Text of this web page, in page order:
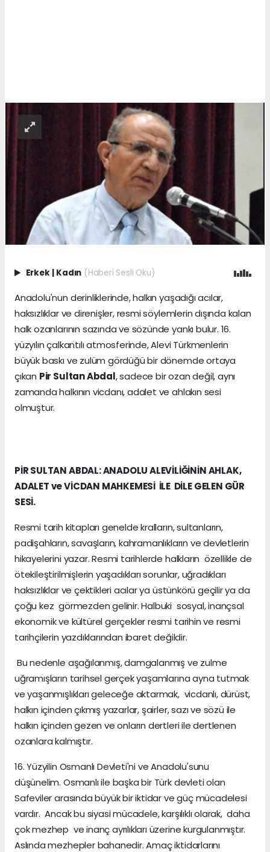
Erkek | Kadın (Haberi Sesli Oku)
Anadolu'nun derinliklerinde, halkın yaşadığı acılar,
haksızlıklar ve direnişler, resmi söylemlerin dışında kalan
halk ozanlarının sazında ve sözünde yankı bulur. 16.
yüzyılın çalkantılı atmosferinde, Alevi Türkmenlerin
büyük baskı ve zulüm gördüğü bir dönemde ortaya
çıkan Pir Sultan Abdal, sadece bir ozan değil, aynı
zamanda halkının vicdanı, adalet ve ahlakın sesi
olmuştur.
PİR SULTAN ABDAL: ANADOLU ALEVİLİĞİNİN AHLAK,
ADALET ve VİCDAN MAHKEMESİ İLE DİLE GELEN GÜR
SESİ.
Resmi tarih kitapları genelde kralların, sultanların,
padişahların, savaşların, kahramanlıkların ve devletlerin
hikayelerini yazar. Resmi tarihlerde halkların özellikle de
ötekileştirilmişlerin yaşadıkları sorunlar, uğradıkları
haksızlıklar ve çektikleri acılar ya üstünkörü geçilir ya da
çoğu kez görmezden gelinir. Halbuki sosyal, inançsal
ekonomik ve kültürel gerçekler resmi tarihin ve resmi
tarihçilerin yazdıklarından ibaret değildir.
Bu nedenle aşağılanmış, damgalanmış ve zulme
uğramışların tarihsel gerçek yaşamlarına ayna tutmak
ve yaşanmışlıkları geleceğe aktarmak, vicdanlı, dürüst,
halkın içinden çıkmış yazarlar, şairler, sazı ve sözü ile
halkın içinden gezen ve onların dertleri ile dertlenen
ozanlara kalmıştır.
16. Yüzyilin Osmanlı Devleti'ni ve Anadolu'sunu
düşünelim. Osmanlı ile başka bir Türk devleti olan
Safeviler arasında büyük bir iktidar ve güç mücadelesi
vardır. Ancak bu siyasi mücadele, karşılıklı olarak, daha
çok mezhep ve inanç ayrılıkları üzerine kurgulanmıştır.
Aslında mezhepler bahanedir. Amaç iktidarlarını